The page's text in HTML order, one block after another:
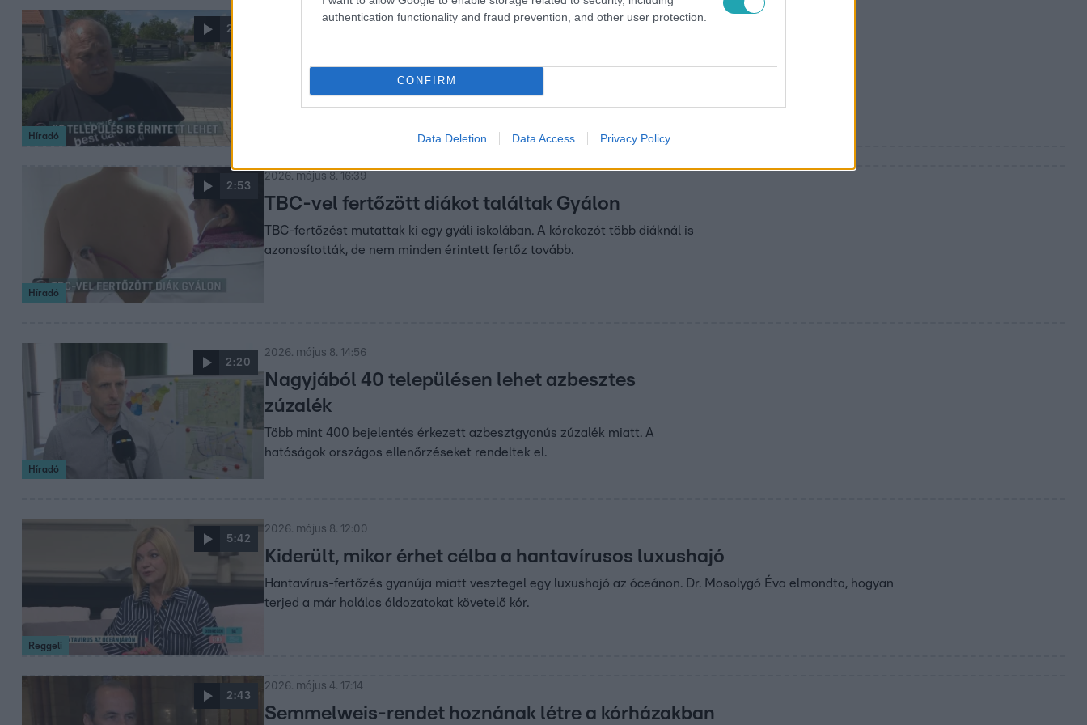
authentication functionality and fraud prevention, and other user protection.
CONFIRM
Data Deletion Data Access Privacy Policy
2:52
Híradó
2026. május 8. 16:43
Vas megyében
Több Vas megyei településen is azbesztes kőzúzalék kerülhetett
2:53
Híradó
2026. május 8. 16:39
TBC-vel fertőzött diákot találtak Gyálon
TBC-fertőzést mutattak ki egy gyáli iskolában. A kórokozót több diáknál is
azonosították, de nem minden érintett fertőz tovább.
2:20
Híradó
2026. május 8. 14:56
Nagyjából 40 településen lehet azbesztes
zúzalék
Több mint 400 bejelentés érkezett azbesztgyanús zúzalék miatt. A
hatóságok országos ellenőrzéseket rendeltek el.
5:42
Reggeli
2026. május 8. 12:00
Kiderült, mikor érhet célba a hantavírusos luxushajó
Hantavírus-fertőzés gyanúja miatt vesztegel egy luxushajó az óceánon. Dr. Mosolygó Éva elmondta, hogyan
terjed a már halálos áldozatokat követelő kór.
2:43
2026. május 4. 17:14
Semmelweis-rendet hoznának létre a kórházakban